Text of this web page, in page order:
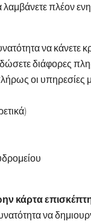
λαμβάνετε πλέον
να
διάφορες
οι υπηρεσίες
κάρτα
να